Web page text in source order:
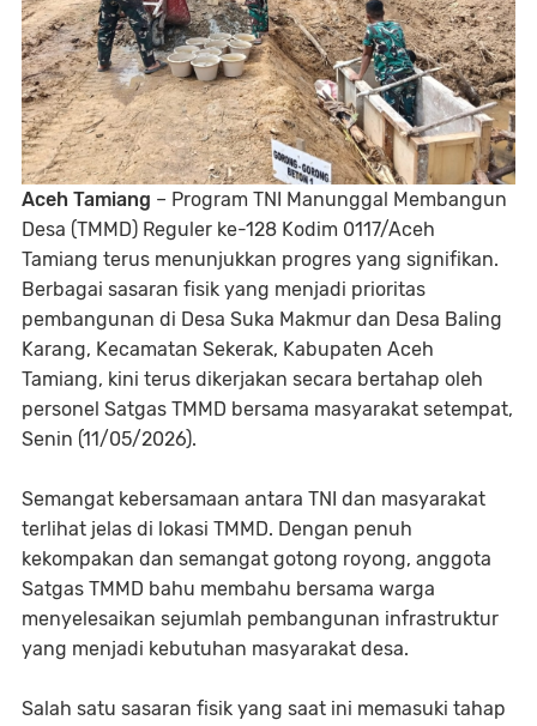
Aceh Tamiang – Program TNI Manunggal Membangun
Desa (TMMD) Reguler ke-128 Kodim 0117/Aceh
Tamiang terus menunjukkan progres yang signifikan.
Berbagai sasaran fisik yang menjadi prioritas
pembangunan di Desa Suka Makmur dan Desa Baling
Karang, Kecamatan Sekerak, Kabupaten Aceh
Tamiang, kini terus dikerjakan secara bertahap oleh
personel Satgas TMMD bersama masyarakat setempat,
Senin (11/05/2026).
Semangat kebersamaan antara TNI dan masyarakat
terlihat jelas di lokasi TMMD. Dengan penuh
kekompakan dan semangat gotong royong, anggota
Satgas TMMD bahu membahu bersama warga
menyelesaikan sejumlah pembangunan infrastruktur
yang menjadi kebutuhan masyarakat desa.
Salah satu sasaran fisik yang saat ini memasuki tahap